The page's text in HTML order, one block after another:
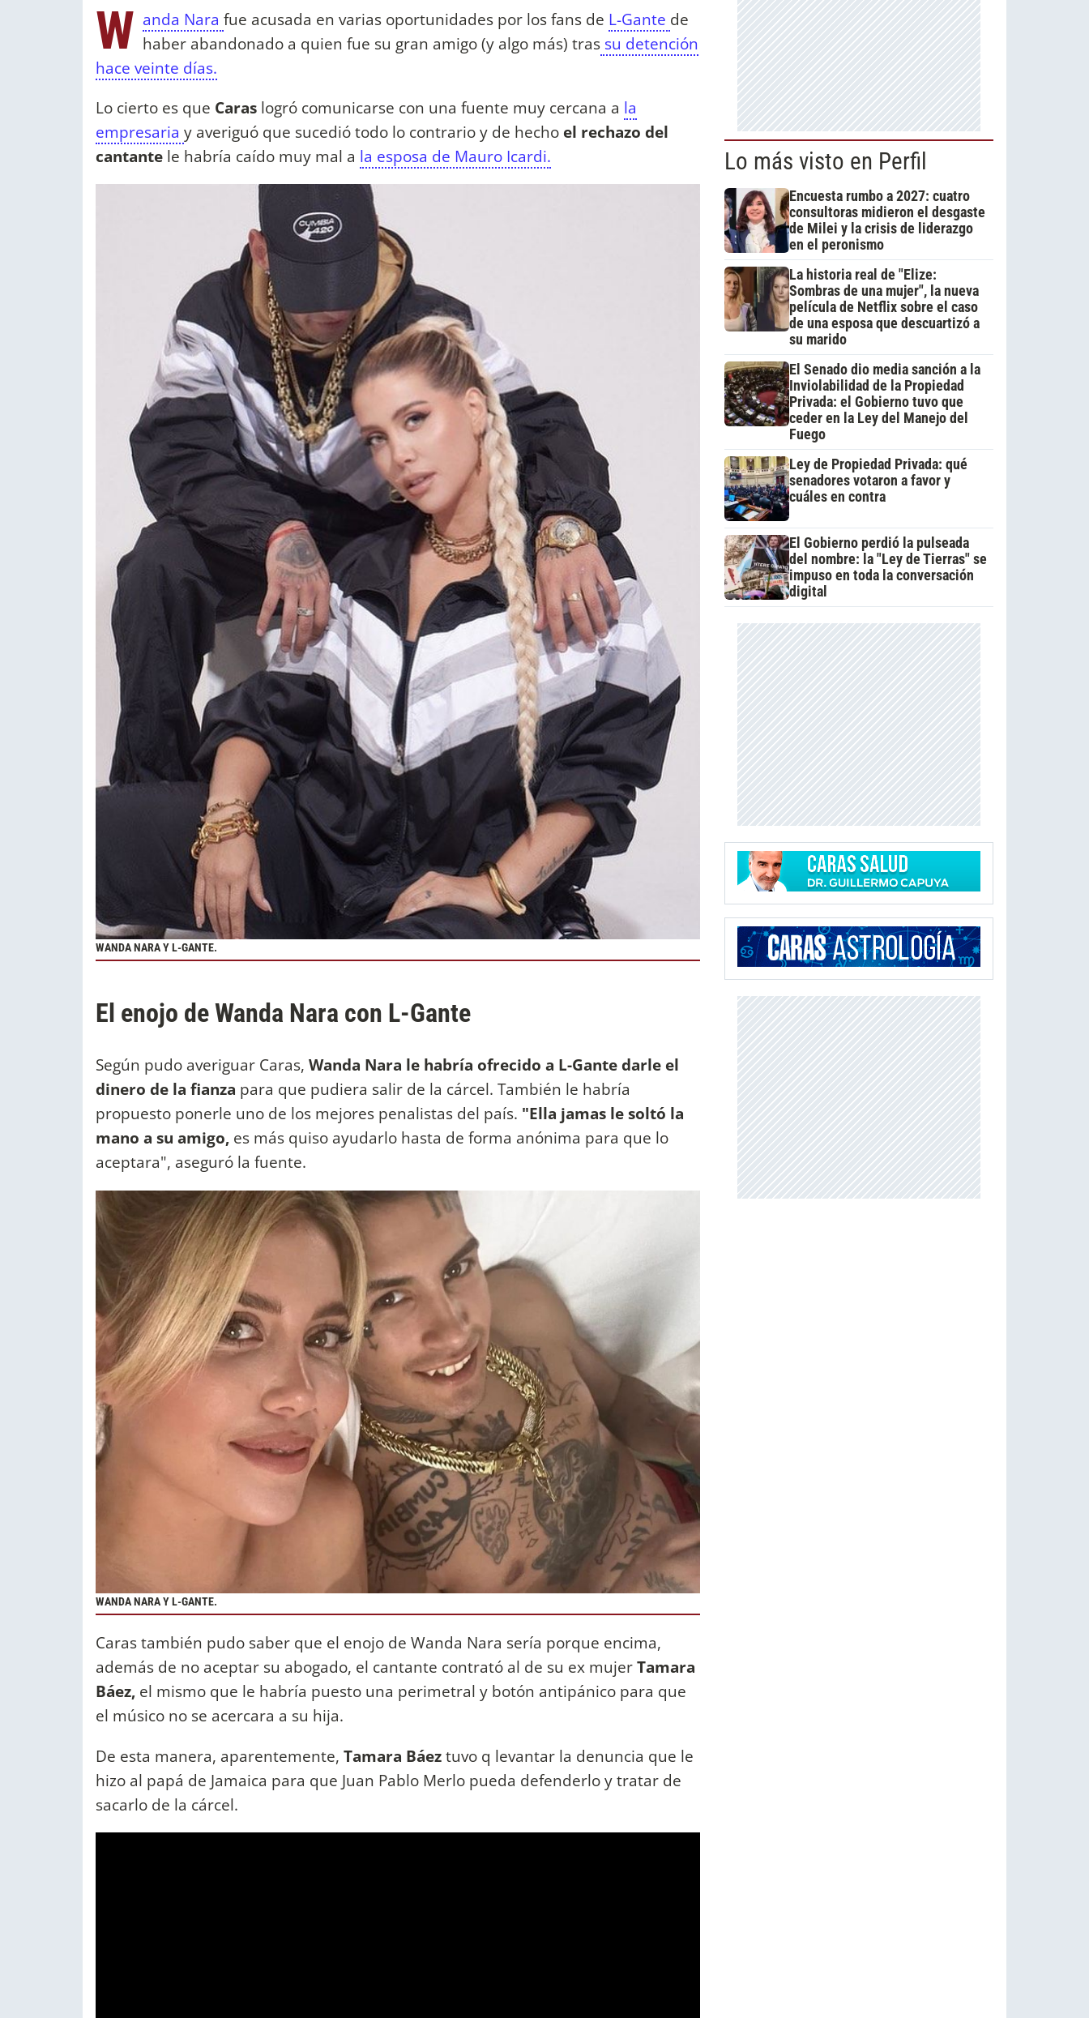
W anda Nara fue acusada en varias oportunidades por los fans de L-Gante de
haber abandonado a quien fue su gran amigo (y algo más) tras su detención
hace veinte días.
Lo cierto es que Caras logró comunicarse con una fuente muy cercana a la
empresaria y averiguó que sucedió todo lo contrario y de hecho el rechazo del
cantante le habría caído muy mal a la esposa de Mauro Icardi.
WANDA NARA Y L-GANTE.
El enojo de Wanda Nara con L-Gante
Según pudo averiguar Caras, Wanda Nara le habría ofrecido a L-Gante darle el
dinero de la fianza para que pudiera salir de la cárcel. También le habría
propuesto ponerle uno de los mejores penalistas del país. "Ella jamas le soltó la
mano a su amigo, es más quiso ayudarlo hasta de forma anónima para que lo
aceptara", aseguró la fuente.
WANDA NARA Y L-GANTE.
Caras también pudo saber que el enojo de Wanda Nara sería porque encima,
además de no aceptar su abogado, el cantante contrató al de su ex mujerTamara
Báez, el mismo que le habría puesto una perimetral y botón antipánico para que
el músico no se acercara a su hija.
De esta manera, aparentemente, Tamara Báeztuvo q levantar la denuncia que le
hizo al papá de Jamaica para que Juan Pablo Merlo pueda defenderlo y tratar de
sacarlo de la cárcel.
Lo más visto en Perfil
Encuesta rumbo a 2027: cuatro
consultoras midieron el desgaste
de Milei y la crisis de liderazgo
en el peronismo
La historia real de "Elize:
Sombras de una mujer", la nueva
película de Netflix sobre el caso
de una esposa que descuartizó a
su marido
El Senado dio media sanción a la
Inviolabilidad de la Propiedad
Privada: el Gobierno tuvo que
ceder en la Ley del Manejo del
Fuego
Ley de Propiedad Privada: qué
senadores votaron a favor y
cuáles en contra
El Gobierno perdió la pulseada
del nombre: la "Ley de Tierras" se
impuso en toda la conversación
digital